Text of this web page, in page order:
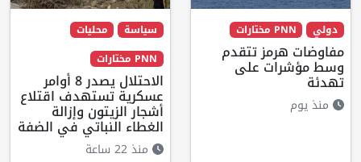
دولي PNN مختارات
مفاوضات هرمز تتقدم
وسط مؤشرات على
تهدئة
منذ يوم
سياسة
محليات
PNN مختارات
الاحتلال يصدر 8 أوامر
عسكرية تستهدف اقتلاع
أشجار الزيتون وإزالة
الغطاء النباتي في الضفة
منذ 22 ساعة